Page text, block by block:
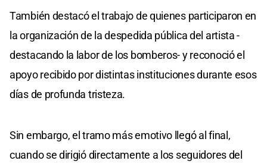
También destacó el trabajo de quienes participaron en
la organización de la despedida pública del artista -
destacando la labor de los bomberos- y reconoció el
apoyo recibido por distintas instituciones durante esos
días de profunda tristeza.
Sin embargo, el tramo más emotivo llegó al final,
cuando se dirigió directamente a los seguidores del